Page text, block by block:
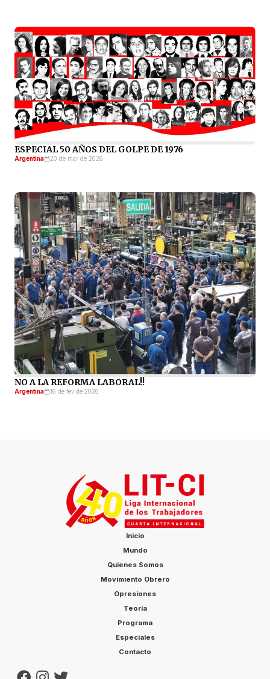
ESPECIAL 50 AÑOS DEL GOLPE DE 1976
Argentina 20 de mar de 2026
NO A LA REFORMA LABORAL!!
Argentina 16 de fev de 2026
Inicio
Mundo
Quienes Somos
Movimiento Obrero
Opresiones
Teoría
Programa
Especiales
Contacto